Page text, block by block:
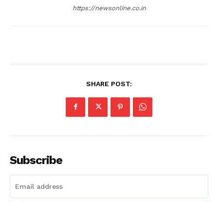
https://newsonline.co.in
SHARE POST:
Subscribe